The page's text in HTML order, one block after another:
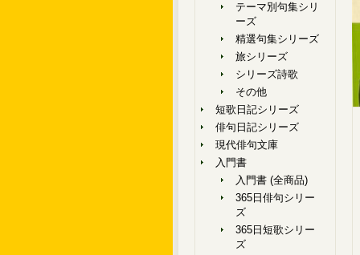
テーマ別句集シリ
ーズ
精選句集シリーズ
旅シリーズ
シリーズ詩歌
その他
短歌日記シリーズ
俳句日記シリーズ
現代俳句文庫
入門書
入門書 (全商品)
365日俳句シリー
ズ
365日短歌シリー
ズ